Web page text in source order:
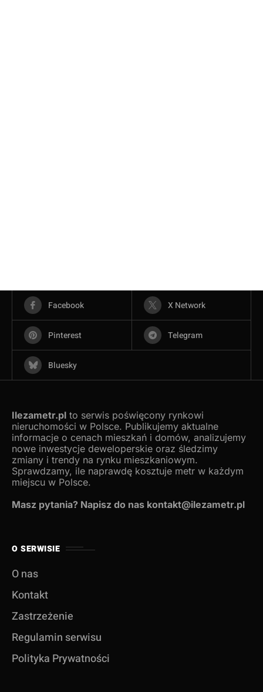
Facebook X Network
Pinterest Telegram
Bluesky
Ilezametr.pl to serwis poświęcony rynkowi
nieruchomości w Polsce. Publikujemy aktualne
informacje o cenach mieszkań i domów, analizujemy
nowe inwestycje deweloperskie oraz śledzimy
zmiany i trendy na rynku mieszkaniowym.
Sprawdzamy, ile naprawdę kosztuje metr w każdym
miejscu w Polsce.
Masz pytania? Napisz do nas kontakt@ilezametr.pl
O SERWISIE
O nas
Kontakt
Zastrzeżenie
Regulamin serwisu
Polityka Prywatności